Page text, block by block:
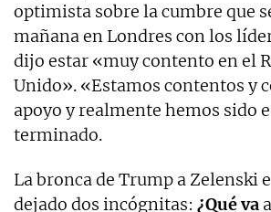
optimista sobre la cumbre que
mañana en Londres con los
dijo estar «muy contento en el
Unido». «Estamos contentos y
apoyo y realmente hemos sido
terminado.
La bronca de Trump a Zelenski
dejado dos incógnitas: ¿Qué va a